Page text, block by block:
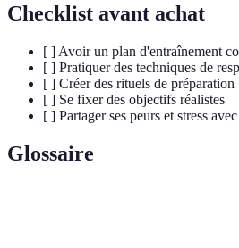
Checklist avant achat
[ ] Avoir un plan d'entraînement
[ ] Pratiquer des techniques de
[ ] Créer des rituels de préparation
[ ] Se fixer des objectifs réalistes
[ ] Partager ses peurs et stress
Glossaire